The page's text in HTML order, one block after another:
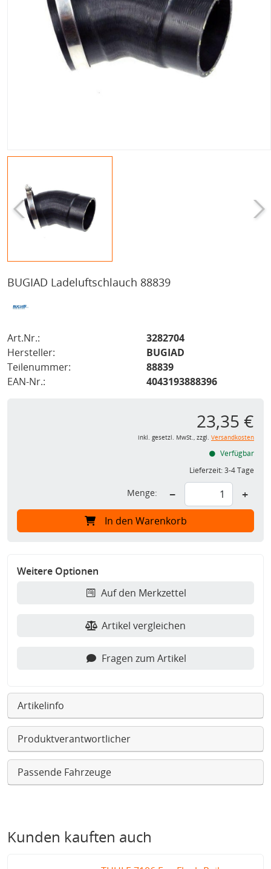
BUGIAD Ladeluftschlauch 88839
Art.Nr.:
3282704
Hersteller:
BUGIAD
Teilenummer:
88839
EAN-Nr.:
4043193888396
23,35 €
inkl. gesetzl. MwSt., zzgl. Versandkosten
Verfügbar
Lieferzeit:3-4 Tage
Menge: − +
In den Warenkorb
Weitere Optionen
Auf den Merkzettel
Artikel vergleichen
Fragen zum Artikel
Artikelinfo
Produktverantwortlicher
Passende Fahrzeuge
Kunden kauften auch